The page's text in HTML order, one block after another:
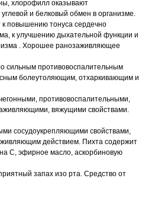
хлорофилл оказывают
и белковый обмен в организме.
к повышению тонуса сердечно
к улучшению дыхательной функции и
. Хорошее ранозаживляющее
сильным противовоспалительным
болеутоляющим, отхаркивающим и
противовоспалительными,
вяжущими свойствами.
сосудоукрепляющими свойствами,
действием. Пихта содержит
С, эфирное масло, аскорбиновую
запах изо рта. Средство от